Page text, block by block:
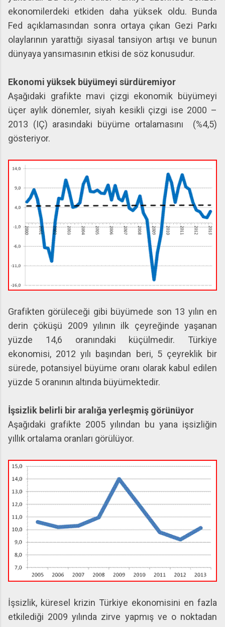
ekonomilerdeki etkiden daha yüksek oldu. Bunda
Fed açıklamasından sonra ortaya çıkan Gezi Parkı
olaylarının yarattığı siyasal tansiyon artışı ve bunun
dünyaya yansımasının etkisi de söz konusudur.
Ekonomi yüksek büyümeyi sürdüremiyor
Aşağıdaki grafikte mavi çizgi ekonomik büyümeyi
üçer aylık dönemler, siyah kesikli çizgi ise 2000 –
2013 (IÇ) arasındaki büyüme ortalamasını (%4,5)
gösteriyor.
Grafikten görüleceği gibi büyümede son 13 yılın en
derin çöküşü 2009 yılının ilk çeyreğinde yaşanan
yüzde 14,6 oranındaki küçülmedir. Türkiye
ekonomisi, 2012 yılı başından beri, 5 çeyreklik bir
sürede, potansiyel büyüme oranı olarak kabul edilen
yüzde 5 oranının altında büyümektedir.
İşsizlik belirli bir aralığa yerleşmiş görünüyor
Aşağıdaki grafikte 2005 yılından bu yana işsizliğin
yıllık ortalama oranları görülüyor.
İşsizlik, küresel krizin Türkiye ekonomisini en fazla
etkilediği 2009 yılında zirve yapmış ve o noktadan